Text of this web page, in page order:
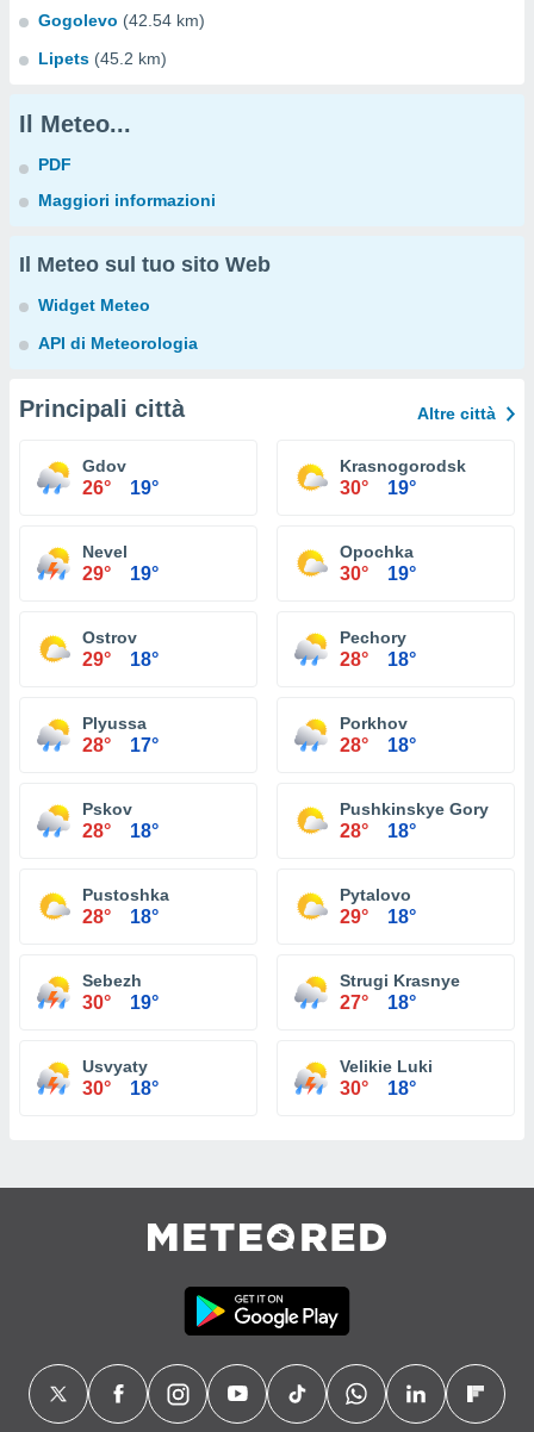
Gogolevo (42.54 km)
Lipets (45.2 km)
Il Meteo...
PDF
Maggiori informazioni
Il Meteo sul tuo sito Web
Widget Meteo
API di Meteorologia
Principali città Altre città
Gdov
26° 19°
Krasnogorodsk
30° 19°
Nevel
29° 19°
Opochka
30° 19°
Ostrov
29° 18°
Pechory
28° 18°
Plyussa
28° 17°
Porkhov
28° 18°
Pskov
28° 18°
Pushkinskye Gory
28° 18°
Pustoshka
28° 18°
Pytalovo
29° 18°
Sebezh
30° 19°
Strugi Krasnye
27° 18°
Usvyaty
30° 18°
Velikie Luki
30° 18°